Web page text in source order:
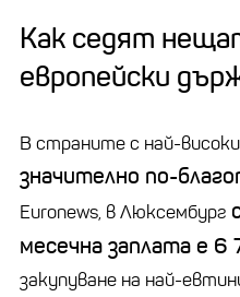
Как седят
европейски
В страните с най-
значително по-
Euronews, в Люксембург
месечна заплата е 6
закупуване на най-